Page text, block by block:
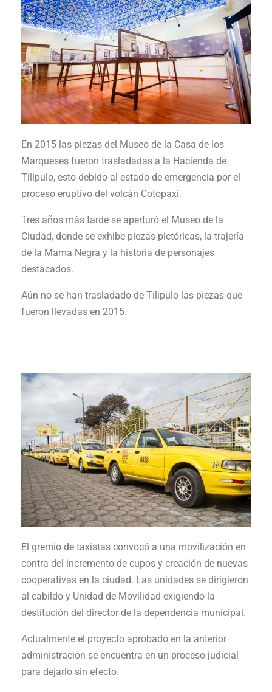
En 2015 las piezas del Museo de la Casa de los
Marqueses fueron trasladadas a la Hacienda de
Tilipulo, esto debido al estado de emergencia por el
proceso eruptivo del volcán Cotopaxi.
Tres años más tarde se aperturó el Museo de la
Ciudad, donde se exhibe piezas pictóricas, la trajería
de la Mama Negra y la historia de personajes
destacados.
Aún no se han trasladado de Tilipulo las piezas que
fueron llevadas en 2015.
El gremio de taxistas convocó a una movilización en
contra del incremento de cupos y creación de nuevas
cooperativas en la ciudad. Las unidades se dirigieron
al cabildo y Unidad de Movilidad exigiendo la
destitución del director de la dependencia municipal.
Actualmente el proyecto aprobado en la anterior
administración se encuentra en un proceso judicial
para dejarlo sin efecto.